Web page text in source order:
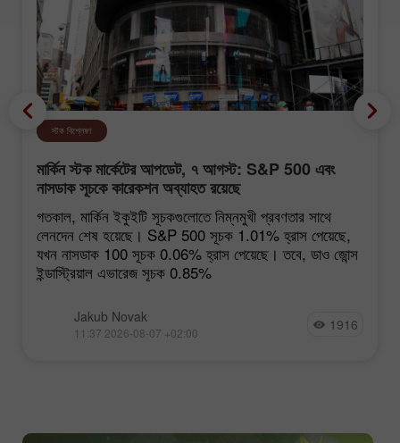
স্টক বিশ্লেষণ
মার্কিন স্টক মার্কেটের আপডেট, ৭ আগস্ট: S&P 500 এবং
নাসডাক সূচকে কারেকশন অব্যাহত রয়েছে
গতকাল, মার্কিন ইকুইটি সূচকগুলোতে নিম্নমুখী প্রবণতার সাথে
লেনদেন শেষ হয়েছে। S&P 500 সূচক 1.01% হ্রাস পেয়েছে,
যখন নাসডাক 100 সূচক 0.06% হ্রাস পেয়েছে। তবে, ডাও জোন্স
ইন্ডাস্ট্রিয়াল এভারেজ সূচক 0.85%
Jakub Novak
11:37 2026-08-07 +02:00 1916